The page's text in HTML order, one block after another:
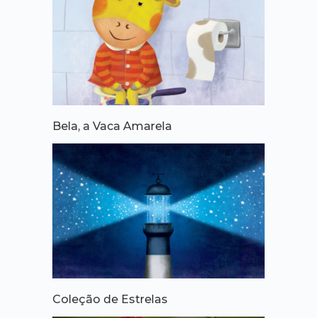
Bela, a Vaca Amarela
Coleção de Estrelas